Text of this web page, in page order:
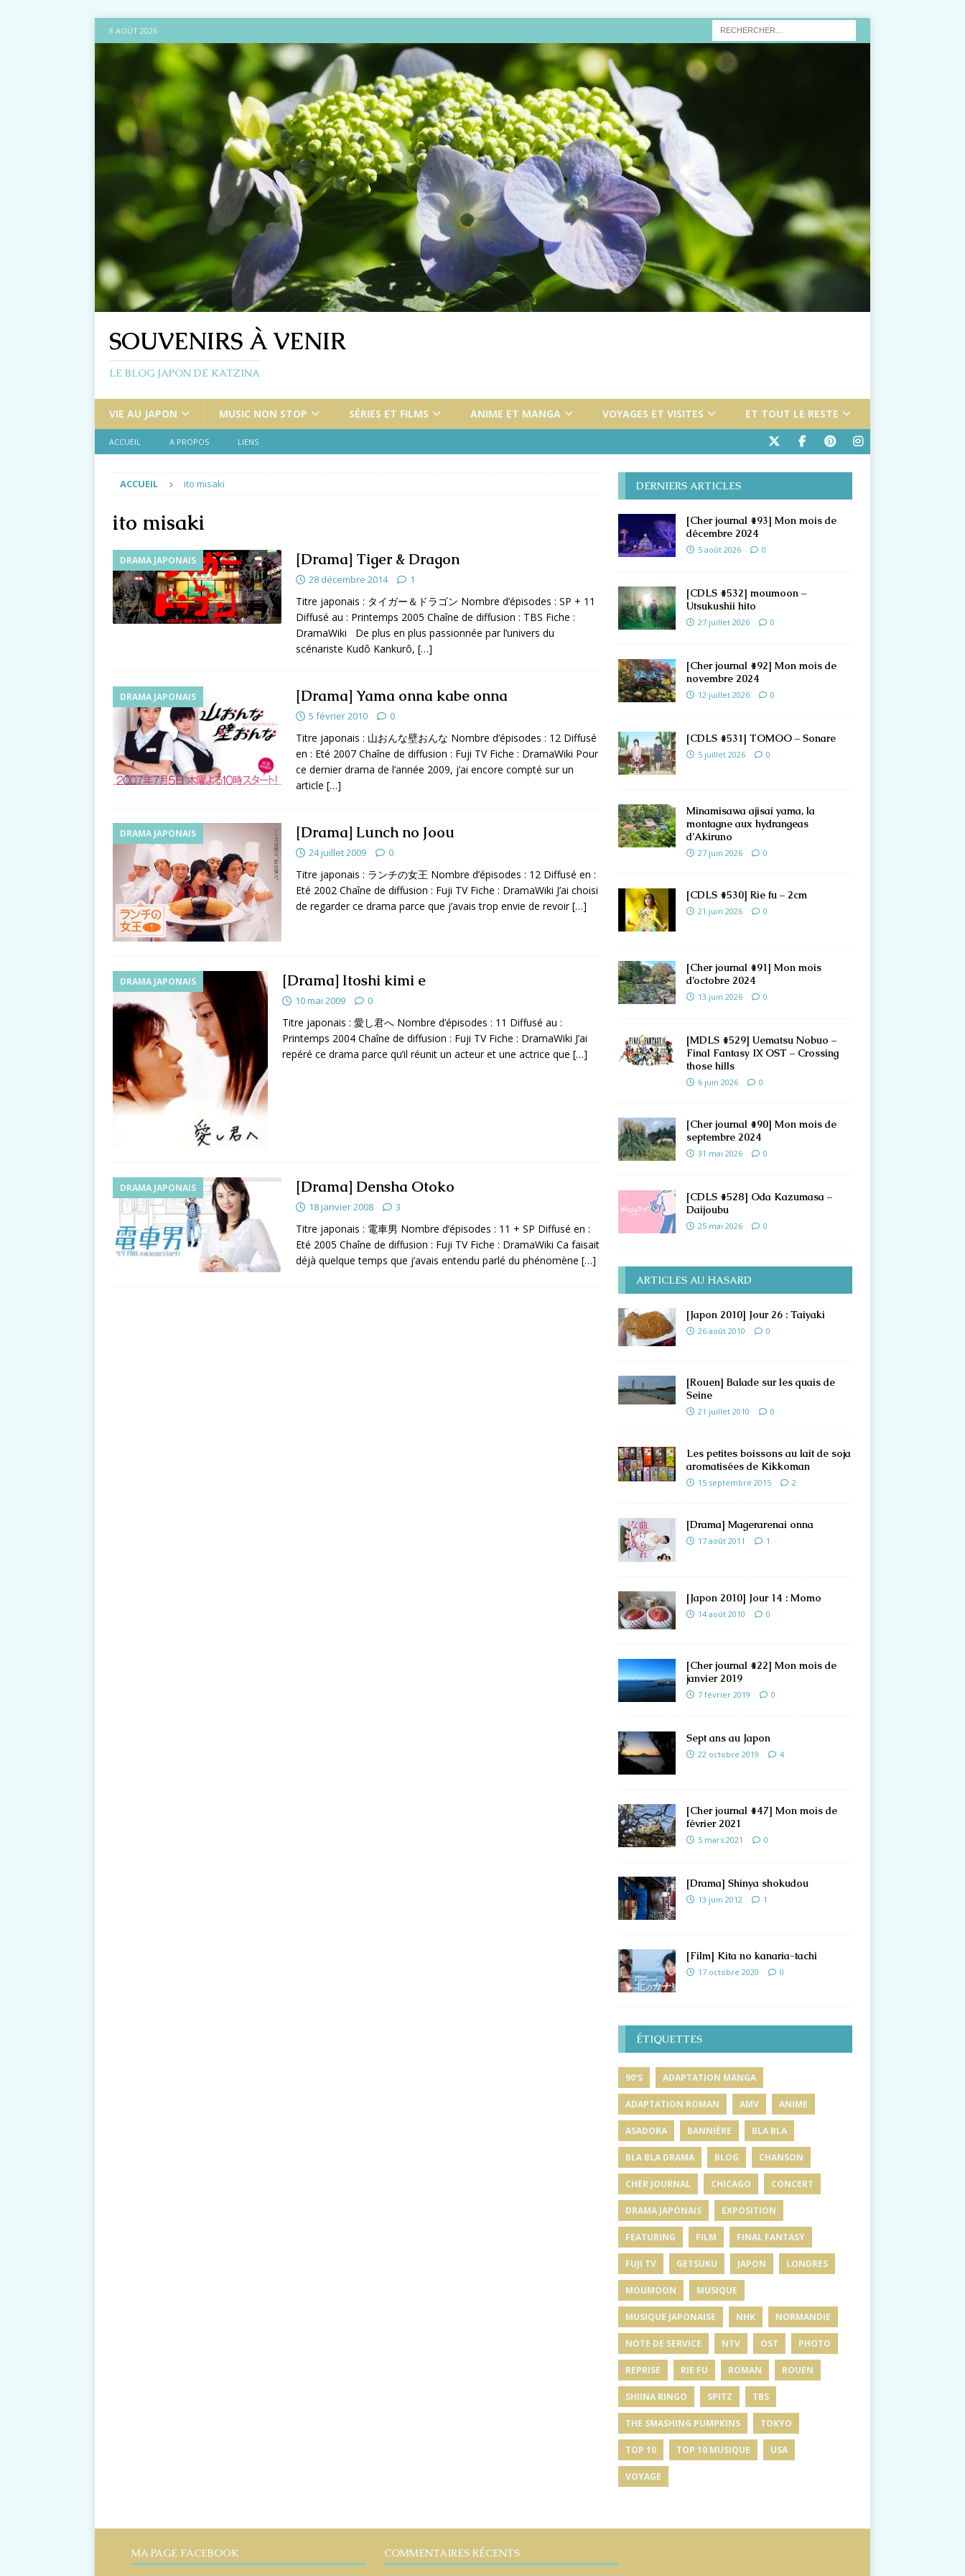
8 AOÛT 2026
SOUVENIRS À VENIR
LE BLOG JAPON DE KATZINA
VIE AU JAPON MUSIC NON STOP SÉRIES ET FILMS ANIME ET MANGA VOYAGES ET VISITES ET TOUT LE RESTE
ACCUEIL A PROPOS LIENS
ACCUEIL ito misaki
ito misaki
DRAMA JAPONAIS [Drama] Tiger & Dragon
28 décembre 2014 1
Titre japonais : タイガー＆ドラゴン Nombre d’épisodes : SP + 11
Diffusé au : Printemps 2005 Chaîne de diffusion : TBS Fiche :
DramaWiki De plus en plus passionnée par l’univers du
scénariste Kudô Kankurô, […]
DRAMA JAPONAIS [Drama] Yama onna kabe onna
5 février 2010 0
Titre japonais : 山おんな壁おんな Nombre d’épisodes : 12 Diffusé
en : Eté 2007 Chaîne de diffusion : Fuji TV Fiche : DramaWiki Pour
ce dernier drama de l’année 2009, j’ai encore compté sur un
article […]
DRAMA JAPONAIS [Drama] Lunch no Joou
24 juillet 2009 0
Titre japonais : ランチの女王 Nombre d’épisodes : 12 Diffusé en :
Eté 2002 Chaîne de diffusion : Fuji TV Fiche : DramaWiki J’ai choisi
de regarder ce drama parce que j’avais trop envie de revoir[…]
DRAMA JAPONAIS [Drama] Itoshi kimi e
10 mai 2009 0
Titre japonais : 愛し君へ Nombre d’épisodes : 11 Diffusé au :
Printemps 2004 Chaîne de diffusion : Fuji TV Fiche : DramaWiki J’ai
repéré ce drama parce qu’il réunit un acteur et une actrice que […]
DRAMA JAPONAIS [Drama] Densha Otoko
18 janvier 2008 3
Titre japonais : 電車男 Nombre d’épisodes : 11 + SP Diffusé en :
Eté 2005 Chaîne de diffusion : Fuji TV Fiche : DramaWiki Ca faisait
déjà quelque temps que j’avais entendu parlé du phénomène […]
DERNIERS ARTICLES
[Cher journal #93] Mon mois de
décembre 2024
5 août 2026 0
[CDLS #532] moumoon –
Utsukushii hito
27 juillet 2026 0
[Cher journal #92] Mon mois de
novembre 2024
12 juillet 2026 0
[CDLS #531] TOMOO – Sonare
5 juillet 2026 0
Minamisawa ajisai yama, la
montagne aux hydrangeas
d’Akiruno
27 juin 2026 0
[CDLS #530] Rie fu – 2cm
21 juin 2026 0
[Cher journal #91] Mon mois
d’octobre 2024
13 juin 2026 0
[MDLS #529] Uematsu Nobuo –
Final Fantasy IX OST – Crossing
those hills
6 juin 2026 0
[Cher journal #90] Mon mois de
septembre 2024
31 mai 2026 0
[CDLS #528] Oda Kazumasa –
Daijoubu
25 mai 2026 0
ARTICLES AU HASARD
[Japon 2010] Jour 26 : Taiyaki
26 août 2010 0
[Rouen] Balade sur les quais de
Seine
21 juillet 2010 0
Les petites boissons au lait de soja
aromatisées de Kikkoman
15 septembre 2015 2
[Drama] Magerarenai onna
17 août 2011 1
[Japon 2010] Jour 14 : Momo
14 août 2010 0
[Cher journal #22] Mon mois de
janvier 2019
7 février 2019 0
Sept ans au Japon
22 octobre 2019 4
[Cher journal #47] Mon mois de
février 2021
5 mars 2021 0
[Drama] Shinya shokudou
13 juin 2012 1
[Film] Kita no kanaria-tachi
17 octobre 2020 0
ÉTIQUETTES
90'S ADAPTATION MANGA
ADAPTATION ROMAN AMV ANIME
ASADORA BANNIÈRE BLA BLA
BLA BLA DRAMA BLOG CHANSON
CHER JOURNAL CHICAGO CONCERT
DRAMA JAPONAIS EXPOSITION
FEATURING FILM FINAL FANTASY
FUJI TV GETSUKU JAPON LONDRES
MOUMOON MUSIQUE
MUSIQUE JAPONAISE NHK NORMANDIE
NOTE DE SERVICE NTV OST PHOTO
REPRISE RIE FU ROMAN ROUEN
SHIINA RINGO SPITZ TBS
THE SMASHING PUMPKINS TOKYO
TOP 10 TOP 10 MUSIQUE USA
VOYAGE
MA PAGE FACEBOOK COMMENTAIRES RÉCENTS